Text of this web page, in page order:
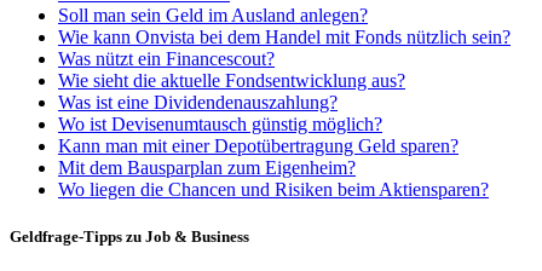
Soll man sein Geld im Ausland anlegen?
Wie kann Onvista bei dem Handel mit Fonds nützlich sein?
Was nützt ein Financescout?
Wie sieht die aktuelle Fondsentwicklung aus?
Was ist eine Dividendenauszahlung?
Wo ist Devisenumtausch günstig möglich?
Kann man mit einer Depotübertragung Geld sparen?
Mit dem Bausparplan zum Eigenheim?
Wo liegen die Chancen und Risiken beim Aktiensparen?
Geldfrage-Tipps zu Job & Business